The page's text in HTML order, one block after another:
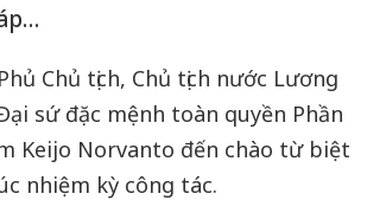
Chủ tịch, Chủ tịch nước Lương
sứ đặc mệnh toàn quyền Phần
Keijo Norvanto đến chào từ biệt
nhiệm kỳ công tác.